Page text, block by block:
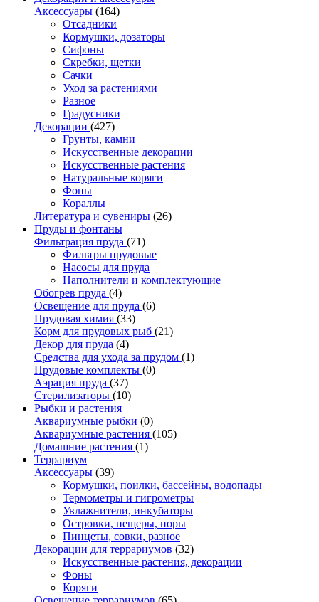
Аксессуары (164)
Отсадники
Кормушки, дозаторы
Сифоны
Скребки, щетки
Сачки
Уход за растениями
Разное
Градусники
Декорации (427)
Грунты, камни
Искусственные декорации
Искусственные растения
Натуральные коряги
Фоны
Кораллы
Литература и сувениры (26)
Пруды и фонтаны
Фильтрация пруда (71)
Фильтры прудовые
Насосы для пруда
Наполнители и комплектующие
Обогрев пруда (4)
Освещение для пруда (6)
Прудовая химия (33)
Корм для прудовых рыб (21)
Декор для пруда (4)
Средства для ухода за прудом (1)
Прудовые комплекты (0)
Аэрация пруда (37)
Стерилизаторы (10)
Рыбки и растения
Аквариумные рыбки (0)
Аквариумные растения (105)
Домашние растения (1)
Террариум
Аксессуары (39)
Кормушки, поилки, бассейны, водопады
Термометры и гигрометры
Увлажнители, инкубаторы
Островки, пещеры, норы
Пинцеты, совки, разное
Декорации для террариумов (32)
Искусственные растения, декорации
Фоны
Коряги